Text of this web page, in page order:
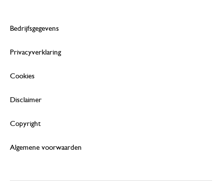
Bedrijfsgegevens
Privacyverklaring
Cookies
Disclaimer
Copyright
Algemene voorwaarden